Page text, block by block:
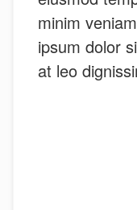
minim
ipsum dolor
at leo